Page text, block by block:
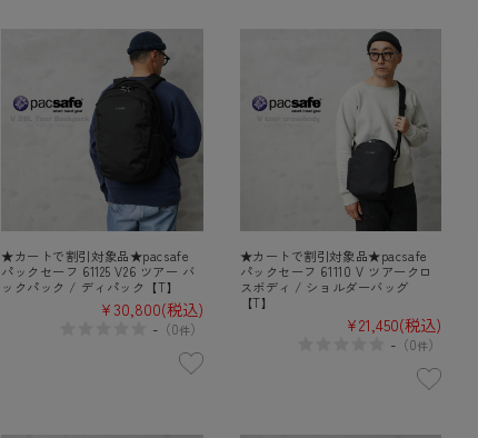
★カートで割引対象品★pacsafe
パックセーフ 61125 V26 ツアー バ
ックパック / ディパック【T】
¥30,800(税込)
-（0件）
★カートで割引対象品★pacsafe
パックセーフ 61110 V ツアークロ
スボディ / ショルダーバッグ
【T】
¥21,450(税込)
- （0件）